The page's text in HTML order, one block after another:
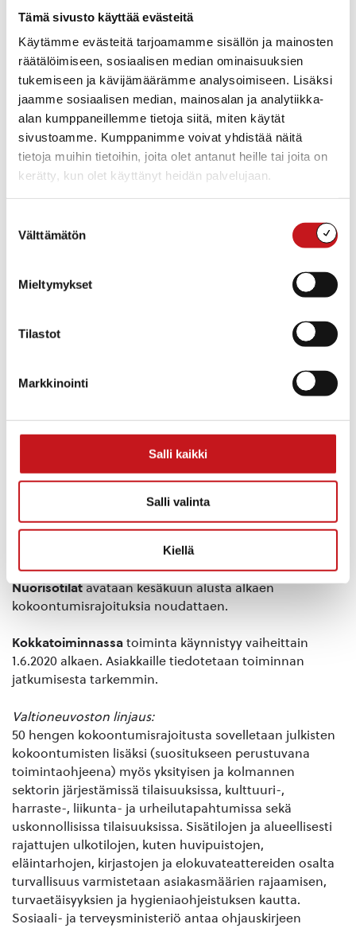
Tämä sivusto käyttää evästeitä
Käytämme evästeitä tarjoamamme sisällön ja mainosten
räätälöimiseen, sosiaalisen median ominaisuuksien
tukemiseen ja kävijämäärämme analysoimiseen. Lisäksi
jaamme sosiaalisen median, mainosalan ja analytiikka-
alan kumppaneillemme tietoja siitä, miten käytät
sivustoamme. Kumppanimme voivat yhdistää näitä
tietoja muihin tietoihin, joita olet antanut heille tai joita on
kerätty, kun olet käyttänyt heidän palvelujaan.
valinta
Välttämätön
Mieltymykset
Tilastot
Markkinointi
Salli kaikki
Salli valinta
Kiellä
kirjastoista sallitaan välittömästi.
Rautalammin kunnassa:
Kirjasto suunnittelee lainaustoiminnan käynnistämisen
ja tiedottaa asiasta tarkemmin.
Valtioneuvoston linjaus:
Seuraavat julkiset sisätilat avataan 1.6. alkaen hallitusti
ja asteittain: valtion ja kuntien museot, teatterit,
Kansallisooppera, kulttuuritalot, kirjastot, kirjastoautot,
Kansallisarkiston asiakas- ja tutkijasalipalvelut,
harrastustilat ja -paikat, uimahallit ja muut urheilutilat,
nuorisotilat, kerhotilat, järjestöjen kokoontumistilat,
Rautalammin kunnassa:
avautuvat
noudatettava voimassaolevia henkilömäärärajoituksia
vähäisestikään oireilevien henkilöiden ei tule käyttää
Rautalammin uimahalliavataan uudelleen syksyllä 2020.
Keväällä käynnistettyjen rajoitustoimien johdosta
tyhjennetty. Hallin avaaminen kesäkuussa ei olisi
kokonaistaloudellisesti järjevää.
Nuorisotilatavataan kesäkuun alusta alkaen
kokoontumisrajoituksia noudattaen.
Kokkatoiminnassa toiminta käynnistyy vaiheittain
1.6.2020 alkaen. Asiakkaille tiedotetaan toiminnan
jatkumisesta tarkemmin.
Valtioneuvoston linjaus:
50 hengen kokoontumisrajoitusta sovelletaan julkisten
kokoontumisten lisäksi (suositukseen perustuvana
toimintaohjeena) myös yksityisen ja kolmannen
sektorin järjestämissä tilaisuuksissa, kulttuuri-,
harraste-, liikunta- ja urheilutapahtumissa sekä
uskonnollisissa tilaisuuksissa. Sisätilojen ja alueellisesti
rajattujen ulkotilojen, kuten huvipuistojen,
eläintarhojen, kirjastojen ja elokuvateattereiden osalta
turvallisuus varmistetaan asiakasmäärien rajaamisen,
turvaetäisyyksien ja hygieniaohjeistuksen kautta.
Sosiaali- ja terveysministeriö antaa ohjauskirjeen